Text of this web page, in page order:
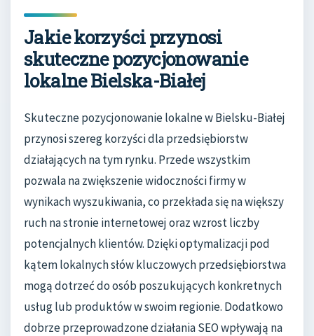
Jakie korzyści przynosi
skuteczne pozycjonowanie
lokalne Bielska-Białej
Skuteczne pozycjonowanie lokalne w Bielsku-Białej
przynosi szereg korzyści dla przedsiębiorstw
działających na tym rynku. Przede wszystkim
pozwala na zwiększenie widoczności firmy w
wynikach wyszukiwania, co przekłada się na większy
ruch na stronie internetowej oraz wzrost liczby
potencjalnych klientów. Dzięki optymalizacji pod
kątem lokalnych słów kluczowych przedsiębiorstwa
mogą dotrzeć do osób poszukujących konkretnych
usług lub produktów w swoim regionie. Dodatkowo
dobrze przeprowadzone działania SEO wpływają na